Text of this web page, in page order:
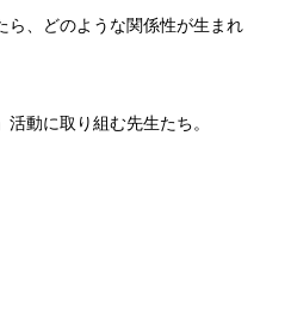
ら、どのような関係性が生まれ
動に取り組む先生たち。